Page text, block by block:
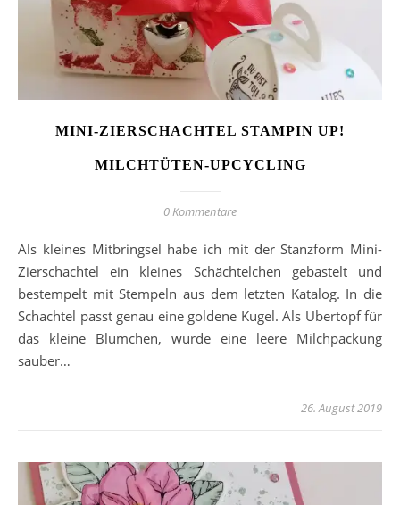
MINI-ZIERSCHACHTEL STAMPIN UP!
MILCHTÜTEN-UPCYCLING
0 Kommentare
Als kleines Mitbringsel habe ich mit der Stanzform Mini-
Zierschachtel ein kleines Schächtelchen gebastelt und
bestempelt mit Stempeln aus dem letzten Katalog. In die
Schachtel passt genau eine goldene Kugel. Als Übertopf für
das kleine Blümchen, wurde eine leere Milchpackung
sauber…
26. August 2019